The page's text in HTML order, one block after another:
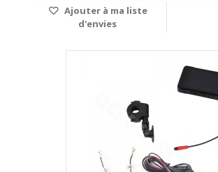
Ajouter à ma liste
d'envies